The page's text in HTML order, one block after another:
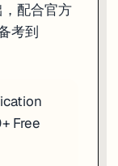
配合官方
考到
Free